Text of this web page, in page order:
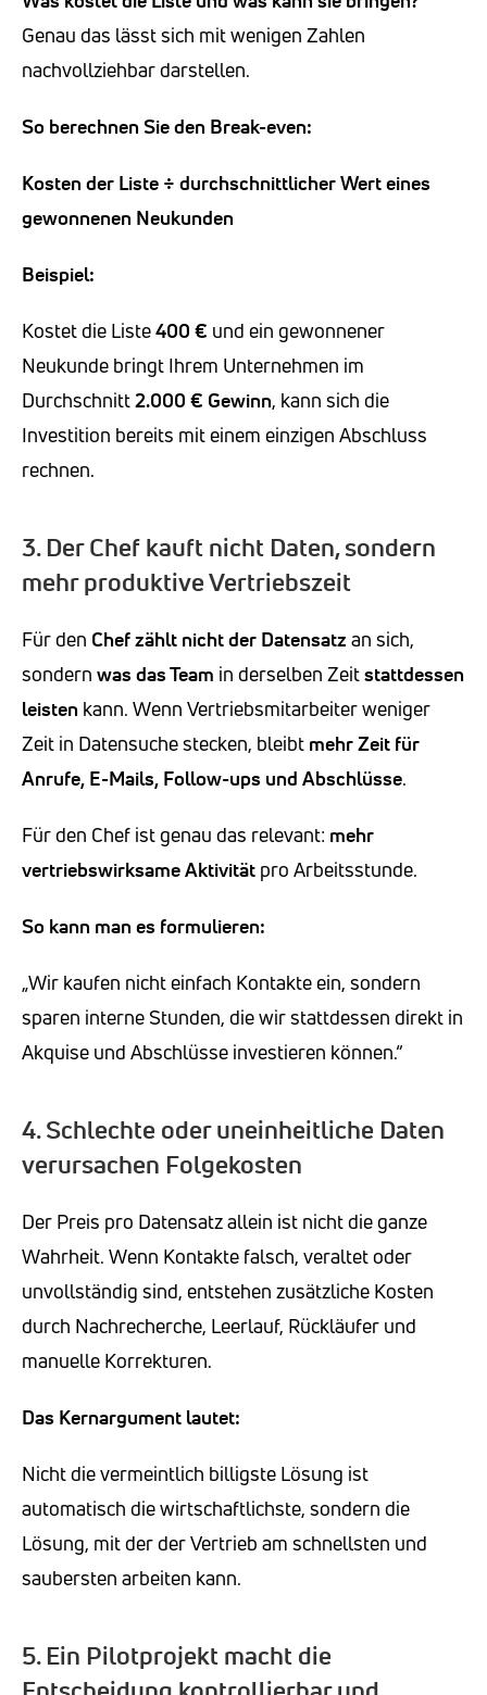
Genau das lässt sich mit wenigen Zahlen
nachvollziehbar darstellen.
So berechnen Sie den Break-even:
Kosten der Liste ÷ durchschnittlicher Wert eines
gewonnenen Neukunden
Beispiel:
Kostet die Liste400 € und ein gewonnener
Neukunde bringt Ihrem Unternehmen im
Durchschnitt2.000 € Gewinn, kann sich die
Investition bereits mit einem einzigen Abschluss
rechnen.
3. Der Chef kauft nicht Daten, sondern
mehr produktive Vertriebszeit
Für den Chef zählt nicht der Datensatz an sich,
sondern was das Team in derselben Zeitstattdessen
leisten kann. Wenn Vertriebsmitarbeiter weniger
Zeit in Datensuche stecken, bleibt mehr Zeit für
Anrufe, E-Mails, Follow-ups und Abschlüsse.
Für den Chef ist genau das relevant: mehr
vertriebswirksame Aktivität pro Arbeitsstunde.
So kann man es formulieren:
„Wir kaufen nicht einfach Kontakte ein, sondern
sparen interne Stunden, die wir stattdessen direkt in
Akquise und Abschlüsse investieren können.“
4. Schlechte oder uneinheitliche Daten
verursachen Folgekosten
Der Preis pro Datensatz allein ist nicht die ganze
Wahrheit. Wenn Kontakte falsch, veraltet oder
unvollständig sind, entstehen zusätzliche Kosten
durch Nachrecherche, Leerlauf, Rückläufer und
manuelle Korrekturen.
Das Kernargument lautet:
Nicht die vermeintlich billigste Lösung ist
automatisch die wirtschaftlichste, sondern die
Lösung, mit der der Vertrieb am schnellsten und
saubersten arbeiten kann.
5. Ein Pilotprojekt macht die